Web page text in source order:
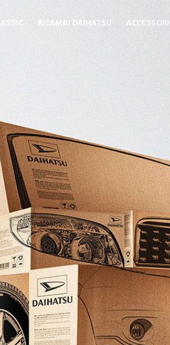
RICAMBI DAIHATSU ACCESSORI